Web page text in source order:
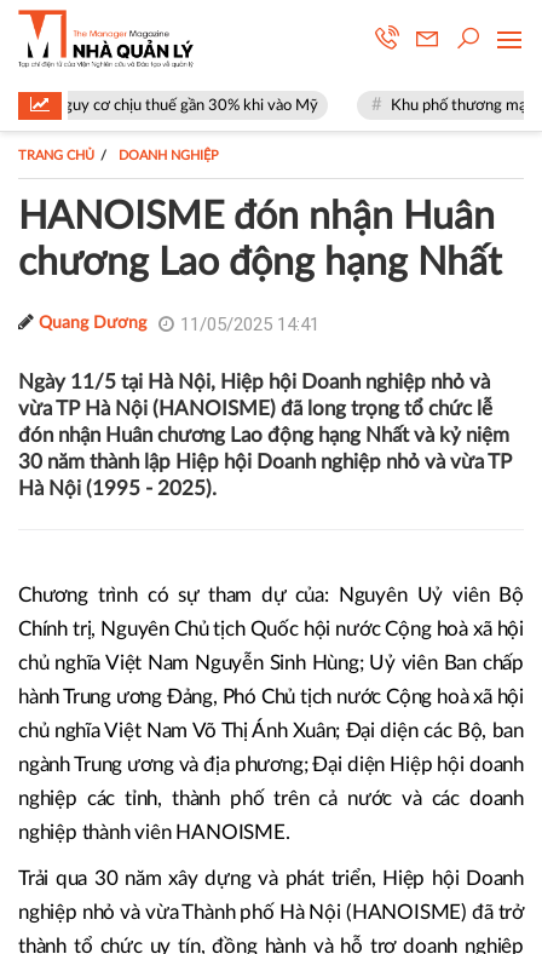
thuế gần 30% khi vào Mỹ Khu phố thương mại SOHO tại The
TRANG CHỦ DOANH NGHIỆP
HANOISME đón nhận Huân
chương Lao động hạng Nhất
Quang Dương 11/05/2025 14:41
đón nhận Huân chương Lao động hạng Nhất và kỷ niệm
30 năm thành lập Hiệp hội Doanh nghiệp nhỏ và vừa TP
Hà Nội (1995 - 2025).
Chương trình có sự tham dự của: Nguyên Uỷ viên Bộ
Chính trị, Nguyên Chủ tịch Quốc hội nước Cộng hoà xã hội
chủ nghĩa Việt Nam Nguyễn Sinh Hùng; Uỷ viên Ban chấp
chủ nghĩa Việt Nam Võ Thị Ánh Xuân; Đại diện các Bộ, ban
ngành Trung ương và địa phương; Đại diện Hiệp hội doanh